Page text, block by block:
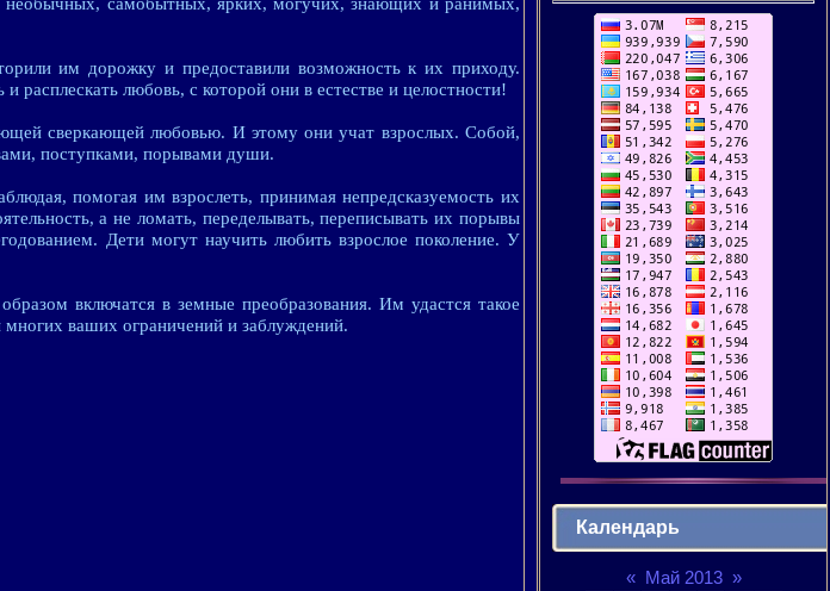
им дорожку и предоставили возможность к их приходу.
расплескать любовь, с которой они в естестве и целостности!
сверкающей любовью. И этому они учат взрослых. Собой,
поступками, порывами души.
помогая им взрослеть, принимая непредсказуемость их
а не ломать, переделывать, переписывать их порывы
Дети могут научить любить взрослое поколение. У
включатся в земные преобразования. Им удастся такое
ваших ограничений и заблуждений.
Календарь
« Май 2013 »